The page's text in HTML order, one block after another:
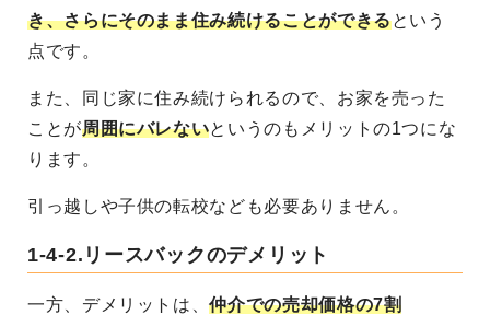
き、さらにそのまま住み続けることができるという
点です。
また、同じ家に住み続けられるので、お家を売った
ことが周囲にバレないというのもメリットの1つにな
ります。
引っ越しや子供の転校なども必要ありません。
1-4-2. リースバックのデメリット
一方、デメリットは、仲介での売却価格の7割